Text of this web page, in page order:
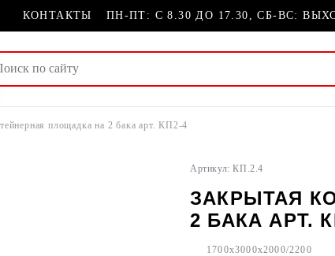
КОНТАКТЫ ПН-ПТ: С 8.30 ДО 17.30, СБ-ВС:
площадка на 2 бака арт. КП2-4
Артикул: КП.2.4
ЗАКРЫТАЯ
2 БАКА АРТ.
1700x3000x2000/2200